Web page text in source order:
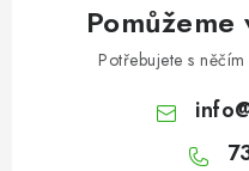
Potřebujete s
info